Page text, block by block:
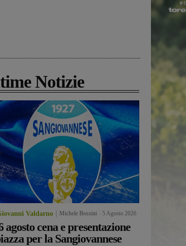
Notizie
Valdarno Michele Bossini 5 Agosto 2026
agosto cena e presentazione
per la Sangiovannese